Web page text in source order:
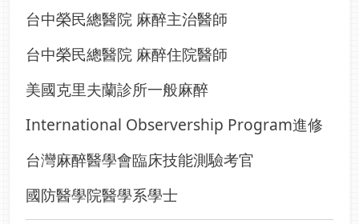
台中榮民總醫院 麻醉主治醫師
台中榮民總醫院 麻醉住院醫師
美國克里夫蘭診所一般麻醉
International Observership Program進修
台灣麻醉醫學會臨床技能測驗考官
國防醫學院醫學系學士